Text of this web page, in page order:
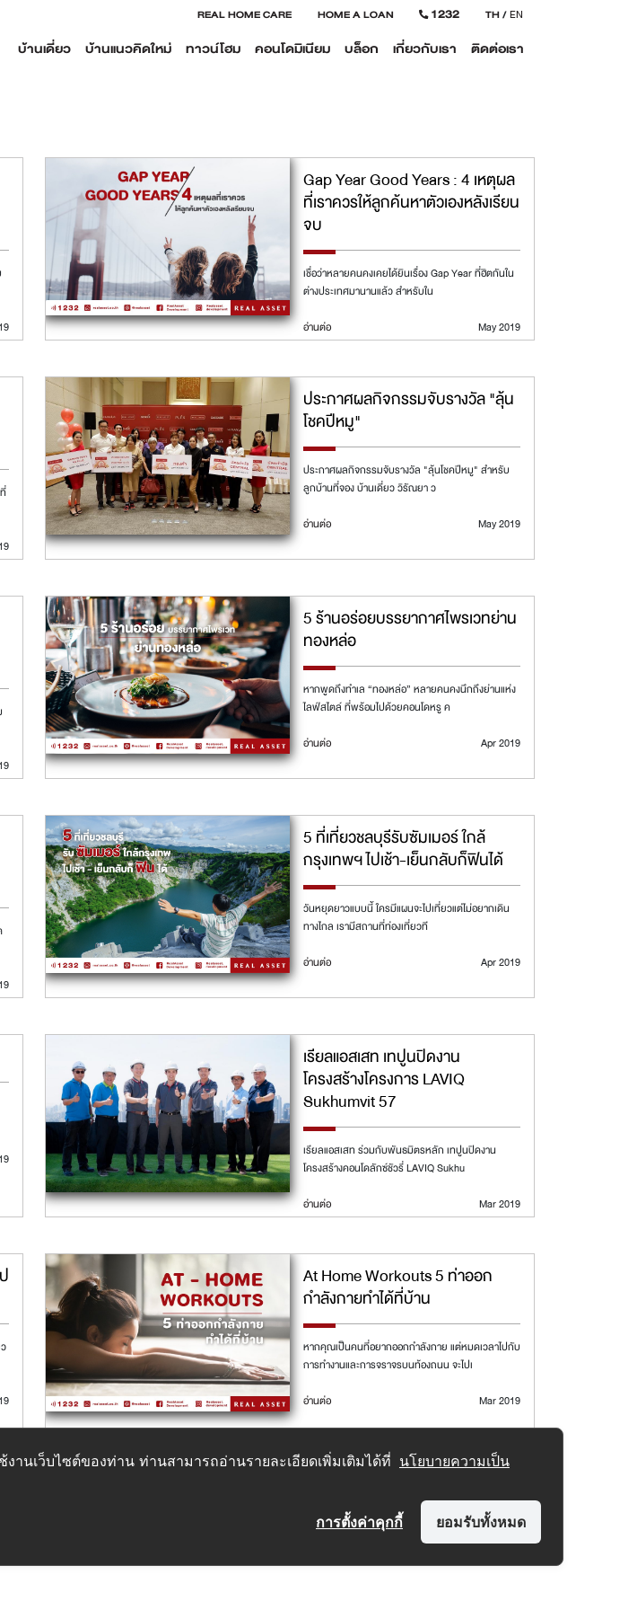
REAL HOME CARE HOME A LOAN 1232 TH/EN
บ้านเดี่ยว บ้านแนวคิดใหม่ ทาวน์โฮม คอนโดมิเนียม บล็อก เกี่ยวกับเรา ติดต่อเรา
Gap Year Good Years : 4 เหตุผล
ที่เราควรให้ลูกค้นหาตัวเองหลังเรียน
จบ
เชื่อว่าหลายคนคงเคยได้ยินเรื่อง Gap Year ที่ฮิตกันใน
ต่างประเทศมานานแล้ว สำหรับใน
May 2019
อ่านต่อ
ประกาศผลกิจกรรมจับรางวัล "ลุ้น
โชคปีหมู"
ประกาศผลกิจกรรมจับรางวัล "ลุ้นโชคปีหมู" สำหรับ
ลูกบ้านที่จอง บ้านเดี่ยว วิรัณยา ว
May 2019
อ่านต่อ
5 ร้านอร่อยบรรยากาศไพรเวทย่าน
ทองหล่อ
หากพูดถึงทำเล “ทองหล่อ” หลายคนคงนึกถึงย่านแห่ง
ไลฟ์สไตล์ ที่พร้อมไปด้วยคอนโดหรู ค
Apr 2019
อ่านต่อ
5 ที่เที่ยวชลบุรีรับซัมเมอร์ ใกล้
กรุงเทพฯ ไปเช้า-เย็นกลับก็ฟินได้
วันหยุดยาวแบบนี้ ใครมีแผนจะไปเที่ยวแต่ไม่อยากเดิน
ทางไกล เรามีสถานที่ท่องเที่ยวที
Apr 2019
อ่านต่อ
เรียลแอสเสท เทปูนปิดงาน
โครงสร้างโครงการ LAVIQ
Sukhumvit 57
เรียลแอสเสท ร่วมกับพันธมิตรหลัก เทปูนปิดงาน
โครงสร้างคอนโดลักซ์ชัวรี่ LAVIQ Sukhu
Mar 2019
อ่านต่อ
At Home Workouts 5 ท่าออก
กำลังกายทำได้ที่บ้าน
หากคุณเป็นคนที่อยากออกกำลังกาย แต่หมดเวลาไปกับ
การทำงานและการจราจรบนท้องถนน จะไปเ
Mar 2019
อ่านต่อ
นเว็บไซต์ของท่าน ท่านสามารถอ่านรายละเอียดเพิ่มเติมได้ที่ นโยบายความเป็น
ยอมรับทั้งหมด
การตั้งค่าคุกกี้